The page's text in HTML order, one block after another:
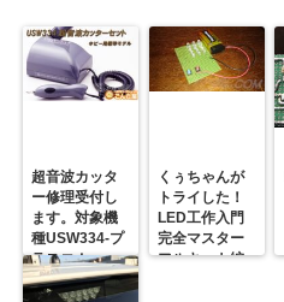
超音波カッタ
ー修理受付し
ます。対象機
種USW334-プ
ラスコム-
R31GONTA
くぅちゃんが
トライした！
LED工作入門
完全マスター
フルキット編